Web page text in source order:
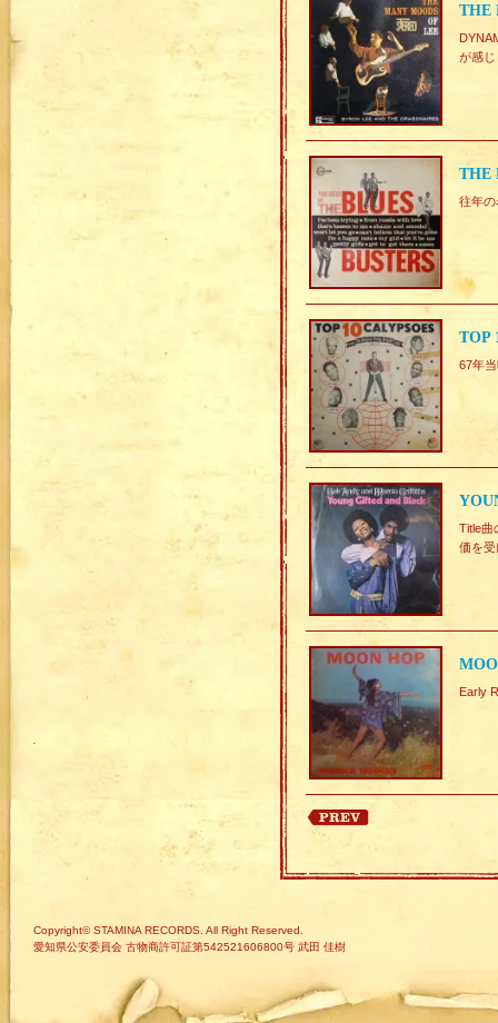
THE
が感じ
THE
往年
TOP
67年
Title曲
価を
Early
Copyright© STAMINA RECORDS. All Right Reserved.
愛知県公安委員会 古物商許可証第542521606800号 武田 佳樹